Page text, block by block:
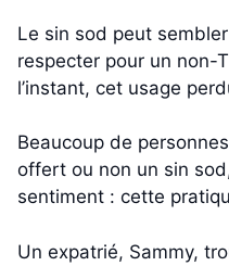
Le sin sod peut
respecter pour un non-
l’instant, cet usage
Beaucoup de
offert ou non un sin
sentiment : cette
Un expatrié, Sammy,